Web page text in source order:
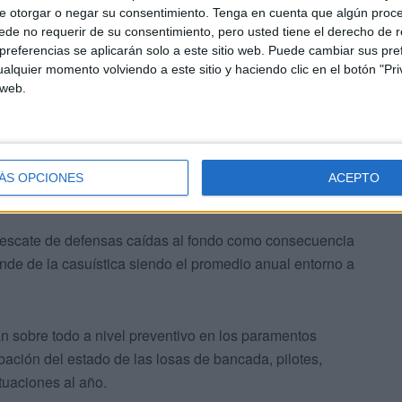
otorgar o negar su consentimiento. Tenga en cuenta que algún
no requerir de su consentimiento, pero usted tiene el derecho de
se aplicarán solo a este sitio web. Puede cambiar sus
momento volviendo a este sitio y haciendo clic en el botón
OPCIONES ACEPTO
en zona I para apoyo a los controles de
de marcación, colocación de piedras u otros
los indicadores biológicos. De la captación de agua de
de depósitos de arena de la captación, rescate de
de defensas caídas al fondo como consecuencia
de la casuística siendo el promedio anual entorno a
sobre todo a nivel preventivo en los paramentos
del estado de las losas de bancada, pilotes,
al año.